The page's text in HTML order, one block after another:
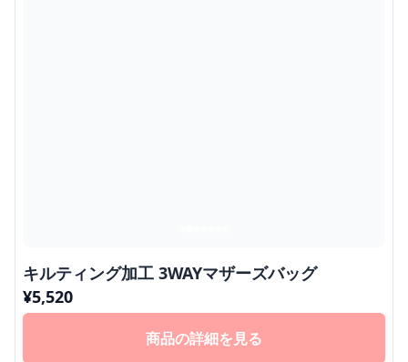
キルティング加工 3WAYマザーズバッグ
¥5,520
商品の詳細を見る